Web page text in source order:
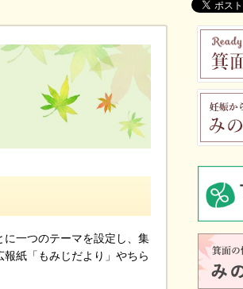
一つのテーマを設定し、集
紙「もみじだより」やちら